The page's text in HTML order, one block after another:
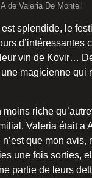
de Valeria De Monteil
splendide, le
vin de Kovir…
magicienne
riche
Valeria était a
que mon
une fois sorties,
partie de leurs